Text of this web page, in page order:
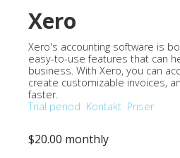
Xero
Xero's accounting software is
easy-to-use features that can
business. With Xero, you can
create customizable invoices,
faster.
Trial period Kontakt Priser
$20.00 monthly